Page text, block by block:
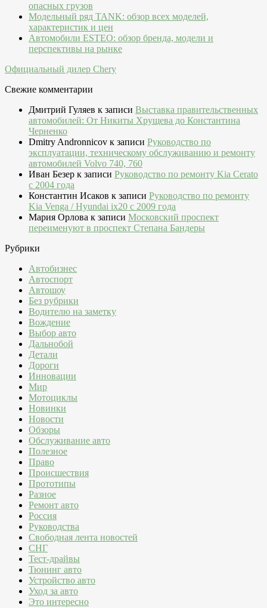
опасных грузов
Модельный ряд TANK: обзор всех моделей,
характеристик и цен
Автомобили ESTEO: обзор бренда, модели и
перспективы на рынке
Официальный дилер Chery
Свежие комментарии
Дмитрий Гуляев к записи Выставка правительственных
автомобилей: От Никиты Хрущева до Константина
Черненко
Dmitry Andronnicov к записи Руководство по
эксплуатации, техническому обслуживанию и ремонту
автомобилей Volvo 740, 760
Иван Безер к записи Руководство по ремонту Kia Cerato
c 2004 года
Константин Исаков к записи Руководство по ремонту
Kia Venga / Hyundai ix20 c 2009 года
Мария Орлова к записи Московский проспект
переименуют в проспект Степана Бандеры
Рубрики
Автобизнес
Автоспорт
Автошоу
Без рубрики
Водителю на заметку
Вождение
Выбор авто
Дальнобой
Детали
Дороги
Инновации
Мир
Мотоциклы
Новинки
Новости
Обзоры
Обслуживание авто
Полезное
Право
Происшествия
Прототипы
Разное
Ремонт авто
Россия
Руководства
Свободная лента новостей
СНГ
Тест-драйвы
Тюнинг авто
Устройство авто
Уход за авто
Это интересно